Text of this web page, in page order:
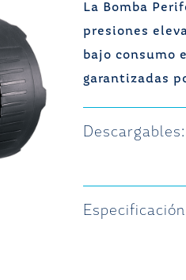
La Bomba
presiones
bajo consumo
garantizadas
Descargables: